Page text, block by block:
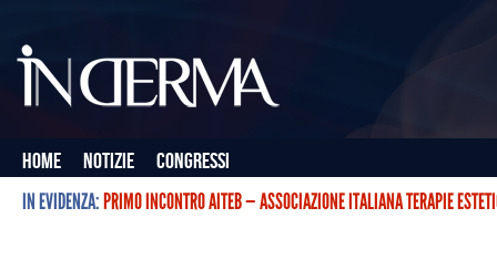
Home Notizie
Congressi
IN EVIDENZA:PRIMO INCONTRO AITEB — ASSOCIAZIONE ITALIANA TERAPIE